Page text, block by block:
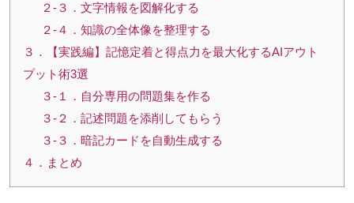
２-３．文字情報を図解化する
２-４．知識の全体像を整理する
３．【実践編】記憶定着と得点力を最大化するAIアウト
プット術3選
３-１．自分専用の問題集を作る
３-２．記述問題を添削してもらう
３-３．暗記カードを自動生成する
４．まとめ